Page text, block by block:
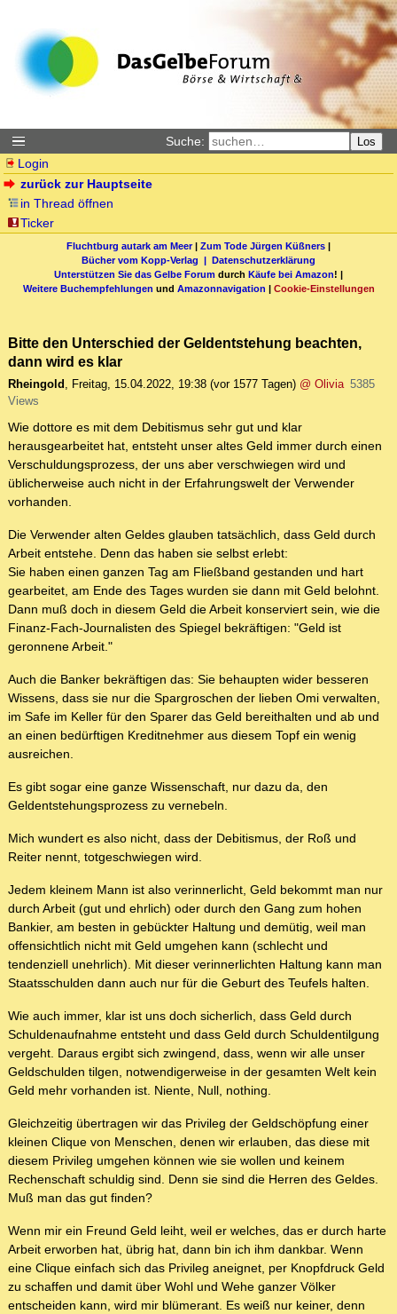
Suche: Los
Login
zurück zur Hauptseite
in Thread öffnen
Ticker
Fluchtburg autark am Meer| Zum Tode Jürgen Küßners |
Bücher vom Kopp-Verlag | Datenschutzerklärung
Unterstützen Sie das Gelbe Forum durch Käufe bei Amazon! |
Weitere Buchempfehlungen und Amazonnavigation | Cookie-Einstellungen
Bitte den Unterschied der Geldentstehung beachten,
dann wird es klar
Rheingold , Freitag, 15.04.2022, 19:38 (vor 1577 Tagen) @ Olivia 5385
Views
Wie dottore es mit dem Debitismus sehr gut und klar
herausgearbeitet hat, entsteht unser altes Geld immer durch einen
Verschuldungsprozess, der uns aber verschwiegen wird und
üblicherweise auch nicht in der Erfahrungswelt der Verwender
vorhanden.
Die Verwender alten Geldes glauben tatsächlich, dass Geld durch
Arbeit entstehe. Denn das haben sie selbst erlebt:
Sie haben einen ganzen Tag am Fließband gestanden und hart
gearbeitet, am Ende des Tages wurden sie dann mit Geld belohnt.
Dann muß doch in diesem Geld die Arbeit konserviert sein, wie die
Finanz-Fach-Journalisten des Spiegel bekräftigen: "Geld ist
geronnene Arbeit."
Auch die Banker bekräftigen das: Sie behaupten wider besseren
Wissens, dass sie nur die Spargroschen der lieben Omi verwalten,
im Safe im Keller für den Sparer das Geld bereithalten und ab und
an einen bedürftigen Kreditnehmer aus diesem Topf ein wenig
ausreichen.
Es gibt sogar eine ganze Wissenschaft, nur dazu da, den
Geldentstehungsprozess zu vernebeln.
Mich wundert es also nicht, dass der Debitismus, der Roß und
Reiter nennt, totgeschwiegen wird.
Jedem kleinem Mann ist also verinnerlicht, Geld bekommt man nur
durch Arbeit (gut und ehrlich) oder durch den Gang zum hohen
Bankier, am besten in gebückter Haltung und demütig, weil man
offensichtlich nicht mit Geld umgehen kann (schlecht und
tendenziell unehrlich). Mit dieser verinnerlichten Haltung kann man
Staatsschulden dann auch nur für die Geburt des Teufels halten.
Wie auch immer, klar ist uns doch sicherlich, dass Geld durch
Schuldenaufnahme entsteht und dass Geld durch Schuldentilgung
vergeht. Daraus ergibt sich zwingend, dass, wenn wir alle unser
Geldschulden tilgen, notwendigerweise in der gesamten Welt kein
Geld mehr vorhanden ist. Niente, Null, nothing.
Gleichzeitig übertragen wir das Privileg der Geldschöpfung einer
kleinen Clique von Menschen, denen wir erlauben, das diese mit
diesem Privileg umgehen können wie sie wollen und keinem
Rechenschaft schuldig sind. Denn sie sind die Herren des Geldes.
Muß man das gut finden?
Wenn mir ein Freund Geld leiht, weil er welches, das er durch harte
Arbeit erworben hat, übrig hat, dann bin ich ihm dankbar. Wenn
eine Clique einfach sich das Privileg aneignet, per Knopfdruck Geld
zu schaffen und damit über Wohl und Wehe ganzer Völker
entscheiden kann, wird mir blümerant. Es weiß nur keiner, denn